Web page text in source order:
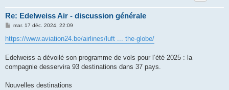
Re: Edelweiss Air - discussion générale
M
s
s
g
e
mar. 17 déc. 2024, 22:09
https://www.aviation24.be/airlines/luft ... the-globe/
Edelweiss a dévoilé son programme de vols pour l’été 2025 : la
compagnie desservira 93 destinations dans 37 pays.
Nouvelles destinations